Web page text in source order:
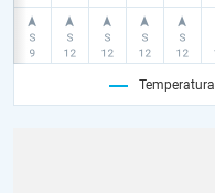
Temperatura